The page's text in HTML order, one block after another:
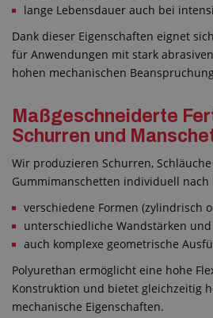
lange Lebensdauer auch bei
Dank dieser Eigenschaften eignet
für Anwendungen mit stark
hohen mechanischen
Maßgeschneiderte
Schurren und
Wir produzieren Schurren,
Gummimanschetten individuell
verschiedene Formen (zylindrisch
unterschiedliche Wandstärken
auch komplexe geometrische
Polyurethan ermöglicht eine hohe
Konstruktion und bietet gleichzeitig
mechanische Eigenschaften.